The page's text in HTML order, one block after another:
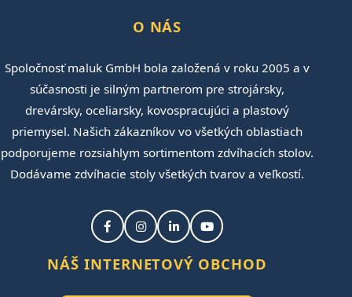
O NÁS
Spoločnosť maluk GmbH bola založená v roku 2005 a v
súčasnosti je silným partnerom pre strojársky,
drevársky, oceliarsky, kovospracujúci a plastový
priemysel. Našich zákazníkov vo všetkých oblastiach
podporujeme rozsiahlym sortimentom zdvíhacích stolov.
Dodávame zdvíhacie stoly všetkých tvarov a veľkostí.
NÁŠ INTERNETOVÝ OBCHOD